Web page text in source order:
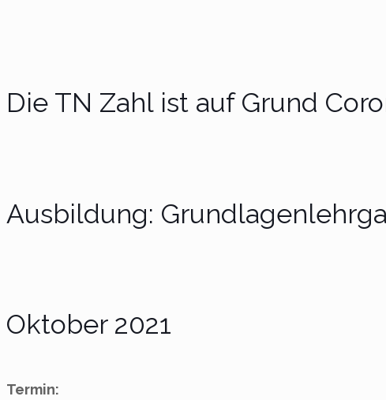
Die TN Zahl ist auf Grund
Ausbildung:
Oktober 2021
Termin: